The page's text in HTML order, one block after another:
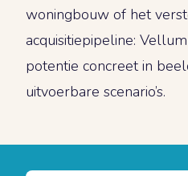
woningbouw of het
acquisitiepipeline:
potentie concreet in
uitvoerbare scenario’s.